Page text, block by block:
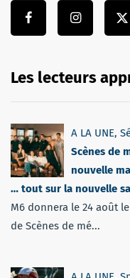
Les lecteurs
A LA UNE,
Scènes de
nouvelle
… tout sur la nouvelle
M6 donnera le 24 août
de Scènes de mé...